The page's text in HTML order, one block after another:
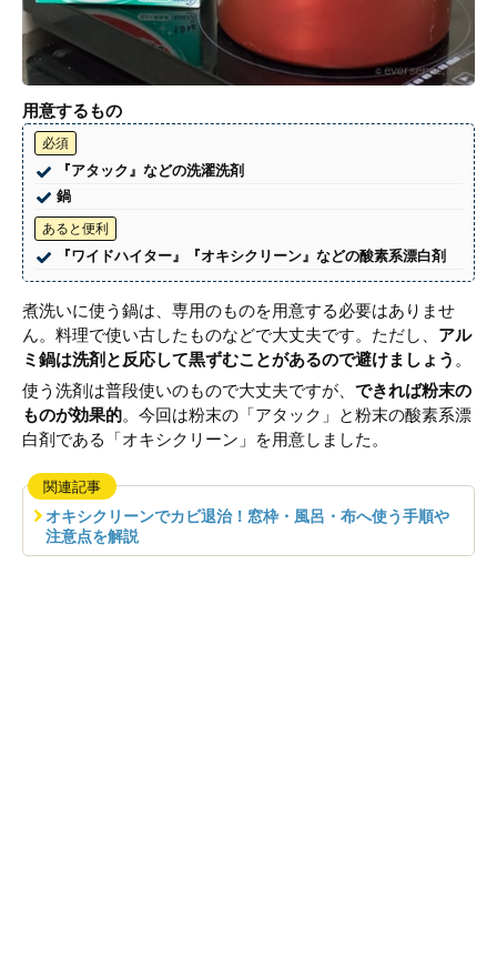
用意するもの
必須
『アタック』などの洗濯洗剤
鍋
あると便利
『ワイドハイター』『オキシクリーン』などの酸素系漂白剤
煮洗いに使う鍋は、専用のものを用意する必要はありませ
ん。料理で使い古したものなどで大丈夫です。ただし、 アル
ミ鍋は洗剤と反応して黒ずむことがあるので避けましょう 。
使う洗剤は普段使いのもので大丈夫ですが、 できれば粉末の
ものが効果的。今回は粉末の「アタック」と粉末の酸素系漂
白剤である「オキシクリーン」を用意しました。
関連記事
オキシクリーンでカビ退治！窓枠・風呂・布へ使う手順や
注意点を解説